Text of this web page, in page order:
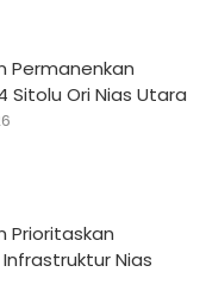
Permanenkan
Sitolu Ori Nias Utara
Prioritaskan
Nias